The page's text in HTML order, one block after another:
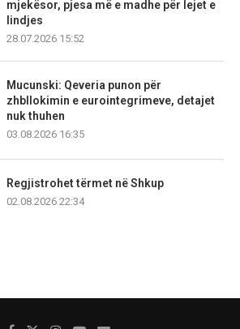
mjekësor, pjesa më e madhe për lejet e
lindjes
28.07.2026 15:52
Mucunski: Qeveria punon për
zhbllokimin e eurointegrimeve, detajet
nuk thuhen
03.08.2026 16:35
Regjistrohet tërmet në Shkup
02.08.2026 22:34